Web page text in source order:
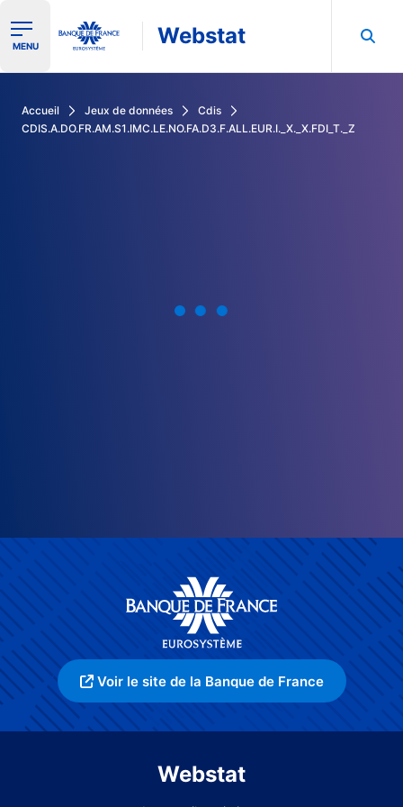
Ouvrir le menu de navigation
MENU Webstat
Accueil Jeux de données
Cdis
CDIS.A.DO.FR.AM.S1.IMC.LE.NO.FA.D3.F.ALL.EUR.I._X._X.FDI_T._Z
Voir le site de la Banque de France
Webstat